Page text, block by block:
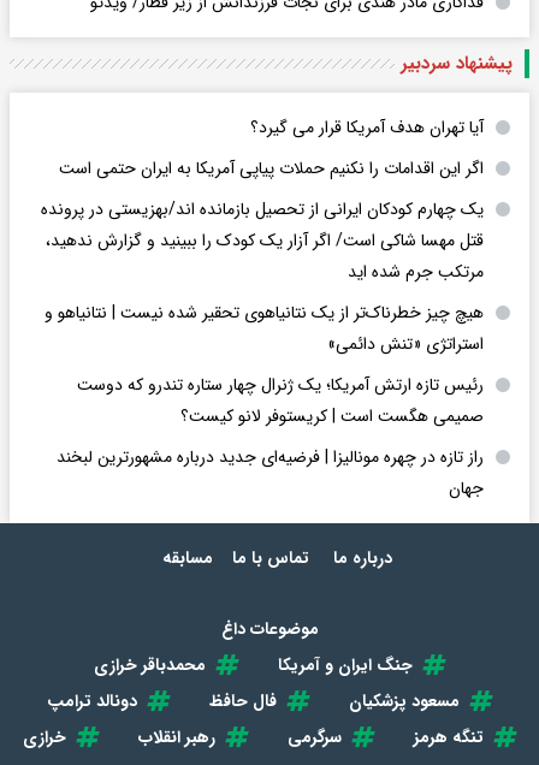
پیشنهاد سردبیر
آیا تهران هدف آمریکا قرار می گیرد؟
اگر این اقدامات را نکنیم حملات پیاپی آمریکا به ایران حتمی است
یک چهارم کودکان ایرانی از تحصیل بازمانده اند/بهزیستی در پرونده
قتل مهسا شاکی است/ اگر آزار یک کودک را ببینید و گزارش ندهید،
مرتکب جرم شده اید
هیچ چیز خطرناک‌تر از یک نتانیاهوی تحقیر شده نیست | نتانیاهو و
استراتژی «تنش دائمی»
رئیس تازه ارتش آمریکا؛ یک ژنرال چهار ستاره تندرو که دوست
صمیمی هگست است | کریستوفر لانو کیست؟
راز تازه در چهره مونالیزا | فرضیه‌ای جدید درباره مشهورترین لبخند
جهان
درباره ما تماس با ما مسابقه
موضوعات داغ
جنگ ایران و آمریکا
محمدباقر خرازی
مسعود پزشکیان
فال حافظ
دونالد ترامپ
تنگه هرمز
سرگرمی رهبر انقلاب خرازی